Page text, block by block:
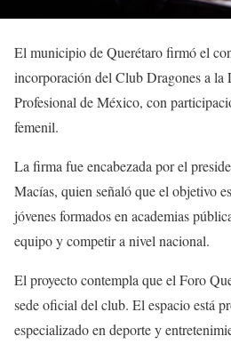
El municipio de Querétaro firmó el
incorporación del Club Dragones a la
Profesional de México, con
femenil.
La firma fue encabezada por el
Macías, quien señaló que el objetivo
jóvenes formados en academias
equipo y competir a nivel nacional.
El proyecto contempla que el Foro
sede oficial del club. El espacio está
especializado en deporte y